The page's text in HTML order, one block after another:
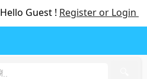
Hello Guest ! Register or Login